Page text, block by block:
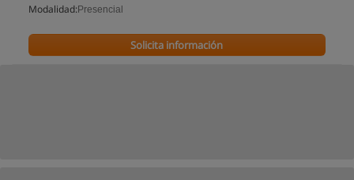
Modalidad: Presencial
Solicita información